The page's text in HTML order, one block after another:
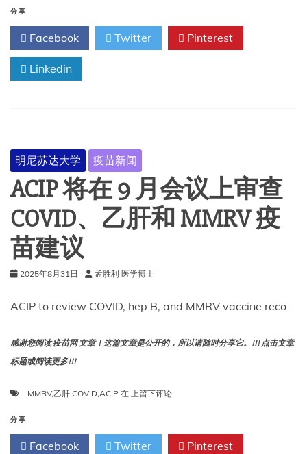
COVID
疫
苗
分享
Facebook Twitter Pinterest
Linkedin
明尼苏达大学 疫苗新闻
ACIP 将在 9 月会议上审查
COVID、乙肝和 MMRV 疫
苗建议
2025年8月31日 孟胜利 医学博士
ACIP to review COVID, hep B, and MMRV vaccine reco
感谢您阅读 疫苗网 文章！这篇文章是公开的，所以请随时分享它。!!! 点击文章
标题或阅读更多!!!
MMRV,乙肝,COVID,ACIP 在 ACIP
9
月
上留下评论
分享
Facebook Twitter Pinterest